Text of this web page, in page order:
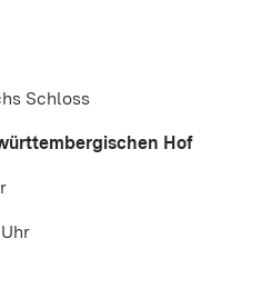
Schloss
Hof